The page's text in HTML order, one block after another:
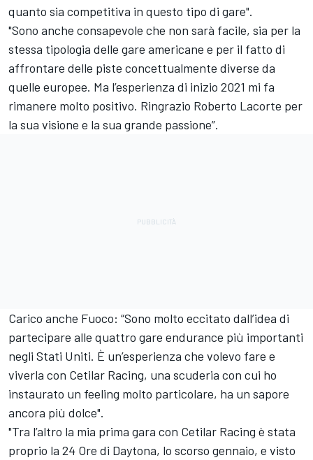
quanto sia competitiva in questo tipo di gare".
"Sono anche consapevole che non sarà facile, sia per la
stessa tipologia delle gare americane e per il fatto di
affrontare delle piste concettualmente diverse da
quelle europee. Ma l’esperienza di inizio 2021 mi fa
rimanere molto positivo. Ringrazio Roberto Lacorte per
la sua visione e la sua grande passione”.
Carico anche Fuoco: “Sono molto eccitato dall’idea di
partecipare alle quattro gare endurance più importanti
negli Stati Uniti. È un’esperienza che volevo fare e
viverla con Cetilar Racing, una scuderia con cui ho
instaurato un feeling molto particolare, ha un sapore
ancora più dolce".
"Tra l’altro la mia prima gara con Cetilar Racing è stata
proprio la 24 Ore di Daytona, lo scorso gennaio, e visto